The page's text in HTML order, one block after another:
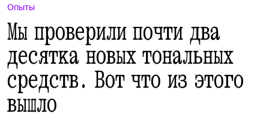
Опыты
Мы проверили почти два
десятка новых тональных
средств. Вот что из этого
вышло